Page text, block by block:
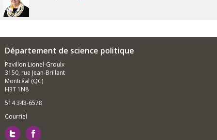
Département de science politique
Pavillon Lionel-Groulx
3150, rue Jean-Brillant
Montréal (QC)
H3T 1N8
514 343-6578
Courriel